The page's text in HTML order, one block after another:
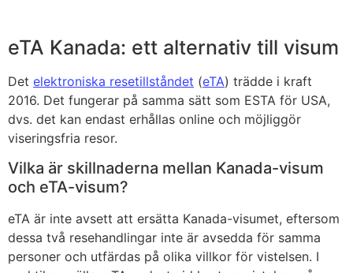
eTA Kanada: ett alternativ till visum
Det elektroniska resetillståndet (eTA) trädde i kraft
2016. Det fungerar på samma sätt som ESTA för USA,
dvs. det kan endast erhållas online och möjliggör
viseringsfria resor.
Vilka är skillnaderna mellan Kanada-visum
och eTA-visum?
eTA är inte avsett att ersätta Kanada-visumet, eftersom
dessa två resehandlingar inte är avsedda för samma
personer och utfärdas på olika villkor för vistelsen. I